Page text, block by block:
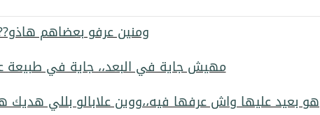
ومنين عرفو بعضاهم
مهيش جاية في البعد،، جاية في طبيعة
هو بعيد عليها واش عرفها فيه،،ووين علابالو بللي